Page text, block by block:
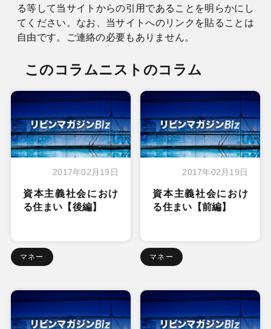
る等して当サイトからの引用であることを明らかにし
てください。なお、当サイトへのリンクを貼ることは
自由です。ご連絡の必要もありません。
このコラムニストのコラム
2017年02月19日
資本主義社会におけ
る住まい【後編】
マネー
2017年02月19日
資本主義社会におけ
る住まい【前編】
マネー